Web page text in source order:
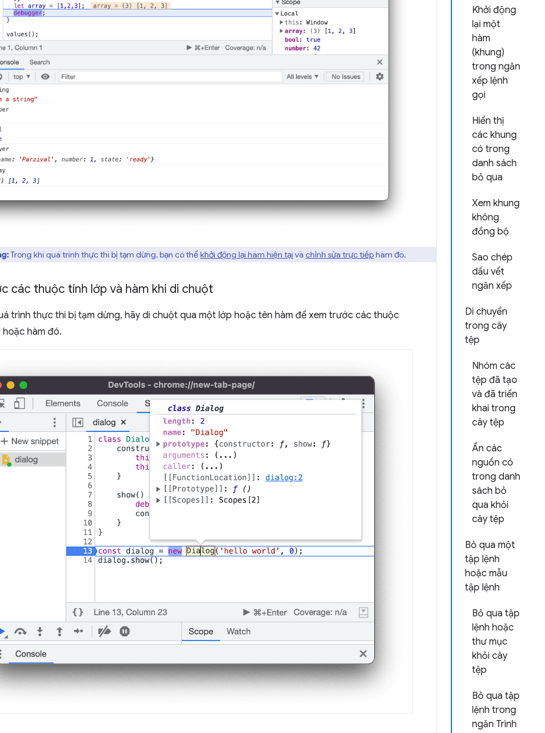
Khởi động
lại một
hàm
(khung)
trong ngăn
xếp lệnh
gọi
Hiển thị
các khung
có trong
danh sách
bỏ qua
Xem khung
không
đồng bộ
Sao chép
dấu vết
ngăn xếp
Di chuyển
trong cây
tệp
Nhóm các
tệp đã tạo
và đã triển
khai trong
cây tệp
Ẩn các
nguồn có
trong danh
sách bỏ
qua khỏi
cây tệp
Bỏ qua một
tập lệnh
hoặc mẫu
tập lệnh
Bỏ qua tập
lệnh hoặc
thư mục
khỏi cây
tệp
Bỏ qua tập
lệnh trong
ngăn Trình
Trong khi quá trình thực thi bị tạm dừng, bạn có thểkhởi động lại hàm hiện tại và chỉnh sửa trực tiếphàm đó.
các thuộc tính lớp và hàm khi di chuột
trình thực thi bị tạm dừng, hãy di chuột qua một lớp hoặc tên hàm để xem trước các thuộc
hàm đó.